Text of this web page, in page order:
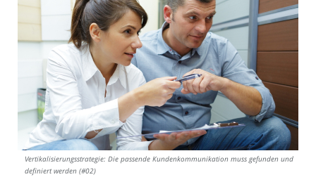
Vertikalisierungsstrategie: Die passende Kundenkommunikation muss gefunden und
definiert werden (#02)